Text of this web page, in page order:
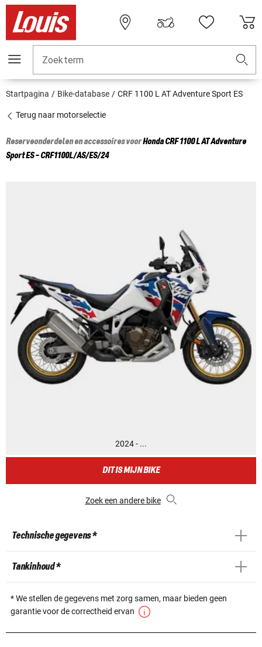
Zoekterm
Startpagina Bike-database CRF 1100 L AT Adventure Sport ES
Terug naar motorselectie
Reserveonderdelen en accessoires voorHondaCRF 1100 L AT Adventure
Sport ES - CRF1100L/AS/ES/24
2024 - ...
DIT IS MIJN BIKE
Zoek een andere bike
Technische gegevens *
Tankinhoud *
* We stellen de gegevens met zorg samen, maar bieden geen
garantie voor de correctheid ervan